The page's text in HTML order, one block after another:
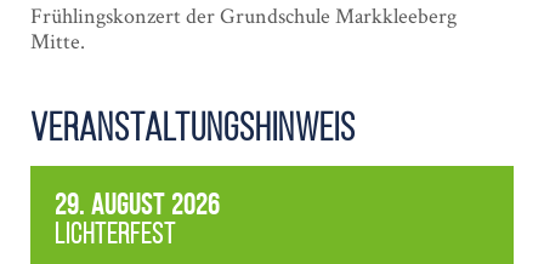
Frühlingskonzert der Grundschule Markkleeberg
Mitte.
Veranstaltungshinweis
29. August 2026
Lichterfest